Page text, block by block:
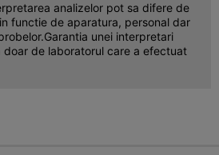
analizelor pot sa difere de
functie de aparatura, personal dar
unei interpretari
de laboratorul care a efectuat